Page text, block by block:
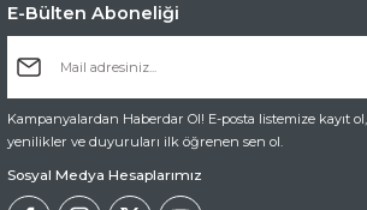
E-Bülten Aboneliği
Kampanyalardan Haberdar Ol! E-posta listemize kayıt
yenilikler ve duyuruları ilk öğrenen sen ol.
Sosyal Medya Hesaplarımız